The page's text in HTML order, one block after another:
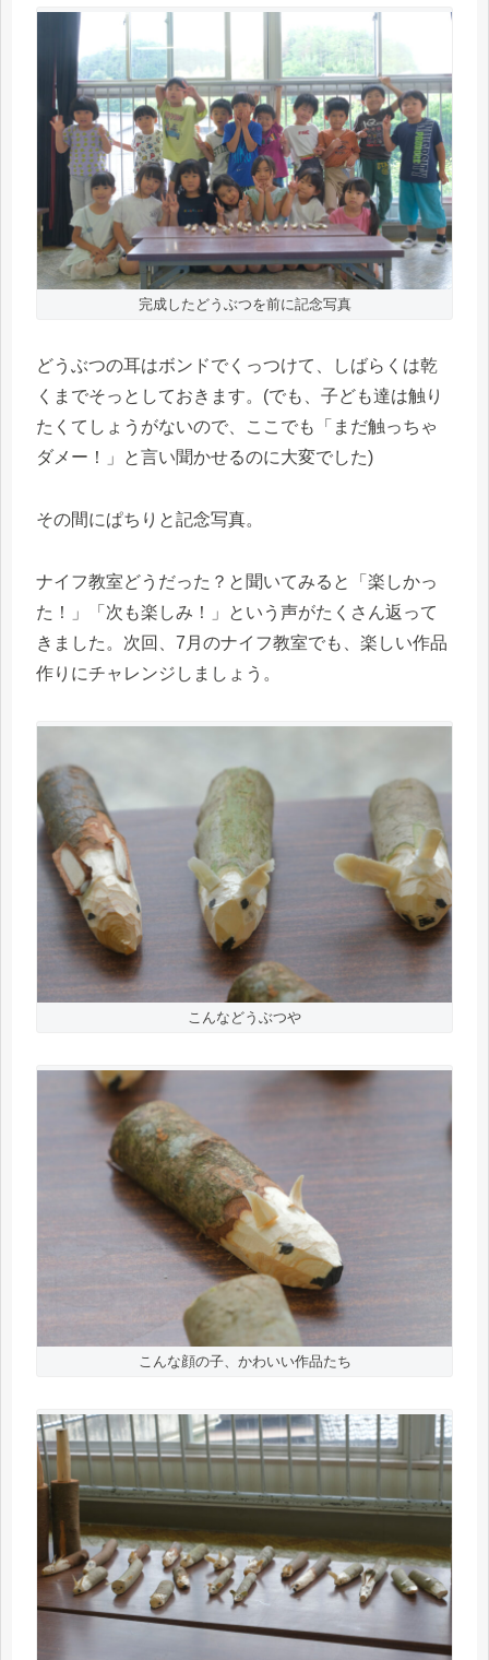
完成したどうぶつを前に記念写真
どうぶつの耳はボンドでくっつけて、しばらくは乾
くまでそっとしておきます。(でも、子ども達は触り
たくてしょうがないので、ここでも「まだ触っちゃ
ダメー！」と言い聞かせるのに大変でした)
その間にぱちりと記念写真。
ナイフ教室どうだった？と聞いてみると「楽しかっ
た！」「次も楽しみ！」という声がたくさん返って
きました。次回、7月のナイフ教室でも、楽しい作品
作りにチャレンジしましょう。
こんなどうぶつや
こんな顔の子、かわいい作品たち